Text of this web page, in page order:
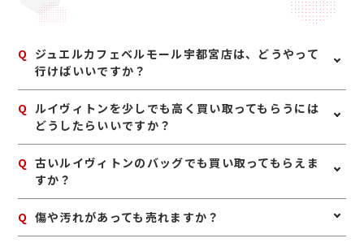
Q ジュエルカフェベルモール宇都宮店は、どうやって
行けばいいですか？
A 【バスでお越しの場合】 JR宇都宮駅東口よりバス停ベ
ルモール行きに乗り、ベルモール停留所から光のゲート
入口から入って頂き、2階ソフトバンク向かい側がジュ
JR宇都宮駅から鬼怒通りを真っ直ぐに進み、国道4号線
にぶつかりますがそのまま真っ直ぐお進み下さい。TBS
モールが見えてきます。
Q ルイヴィトンを少しでも高く買い取ってもらうには
どうしたらいいですか？
A ルイヴィトンは、保存袋や箱、購入時の付属品があれば
一緒にお持ちいただくのがおすすめです。また、無理に
汚れを落とそうとせず、そのままの状態で査定に出して
使わないと思った時点で早めにご相談いただくことで、
状態や需要の面でプラスになる場合があります。
Q 古いルイヴィトンのバッグでも買い取ってもらえま
すか？
A はい、古いルイヴィトンでも買取可能な場合は多くあり
Q 傷や汚れがあっても売れますか？